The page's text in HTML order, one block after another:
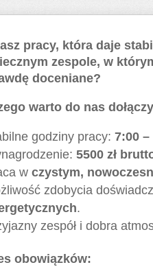
pracy, która daje
zespole, w
doceniane?
warto do nas
godziny pracy:7:00
5500 zł
wczystym,
zdobycia
.
zespół i dobra
obowiązków: